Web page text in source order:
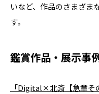
いなど、作品のさまざま
す。
鑑賞作品・展示事
「Digital×北斎【急章そ